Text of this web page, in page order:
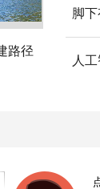
路径
脚
人